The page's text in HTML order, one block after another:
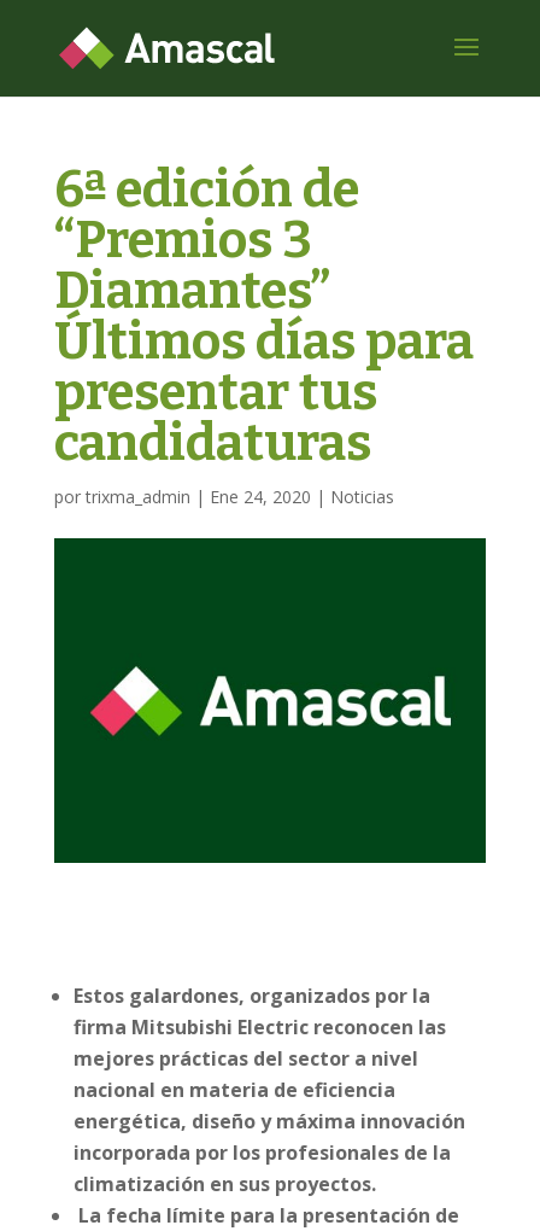
6ª edición de
“Premios 3
Diamantes”
Últimos días para
presentar tus
candidaturas
portrixma_admin | Ene 24, 2020 | Noticias
Estos galardones, organizados por la
firma Mitsubishi Electric reconocen las
mejores prácticas del sector a nivel
nacional en materia de eficiencia
energética, diseño y máxima innovación
incorporada por los profesionales de la
climatización en sus proyectos.
La fecha límite para la presentación de